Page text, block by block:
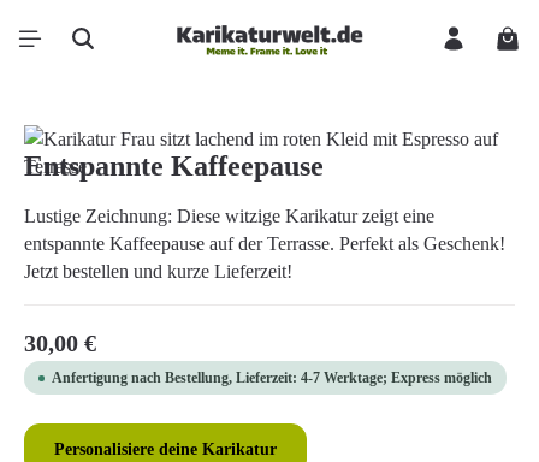
Zum Hauptinhalt springen
Bildergalerie überspringen
Entspannte Kaffeepause
Lustige Zeichnung: Diese witzige Karikatur zeigt eine
entspannte Kaffeepause auf der Terrasse. Perfekt als Geschenk!
Jetzt bestellen und kurze Lieferzeit!
Regulärer Preis:
30,00 €
Anfertigung nach Bestellung, Lieferzeit: 4-7 Werktage; Express möglich
Personalisiere deine Karikatur